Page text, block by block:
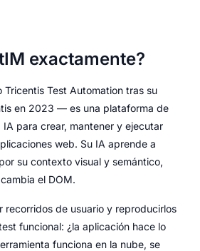
exactamente?
Test Automation tras su
en 2023 — es una plataforma de
IA para crear, mantener y ejecutar
web. Su IA aprende a
su contexto visual y semántico,
el DOM.
recorridos de usuario y reproducirlos
funcional: ¿la aplicación hace lo
funciona en la nube, se